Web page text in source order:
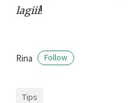
lagiii!
Rina Follow
Tips